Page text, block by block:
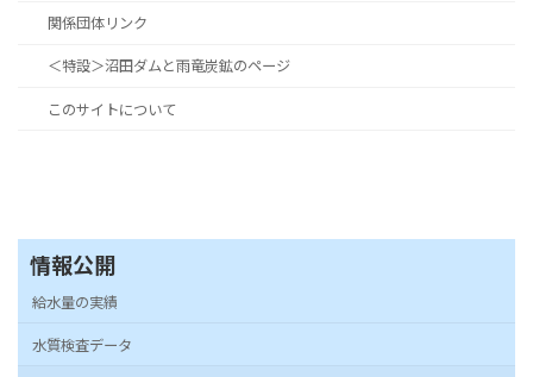
関係団体リンク
＜特設＞沼田ダムと雨竜炭鉱のページ
このサイトについて
情報公開
給水量の実績
水質検査データ